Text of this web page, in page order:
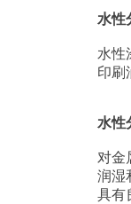
水性
水性
印刷
水性
对金
润湿
具有